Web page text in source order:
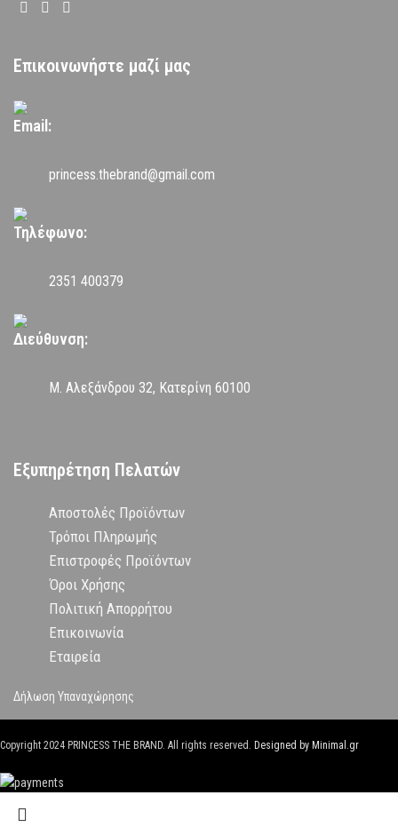
Επικοινωνήστε μαζί μας
Email:
princess.thebrand@gmail.com
Τηλέφωνο:
2351 400379
Διεύθυνση:
Μ. Αλεξάνδρου 32, Κατερίνη 60100
Εξυπηρέτηση Πελατών
Αποστολές Προϊόντων
Τρόποι Πληρωμής
Επιστροφές Προϊόντων
Όροι Χρήσης
Πολιτική Απορρήτου
Επικοινωνία
Εταιρεία
Δήλωση Υπαναχώρησης
Copyright 2024 PRINCESS THE BRAND. All rights reserved. Designed by Minimal.gr